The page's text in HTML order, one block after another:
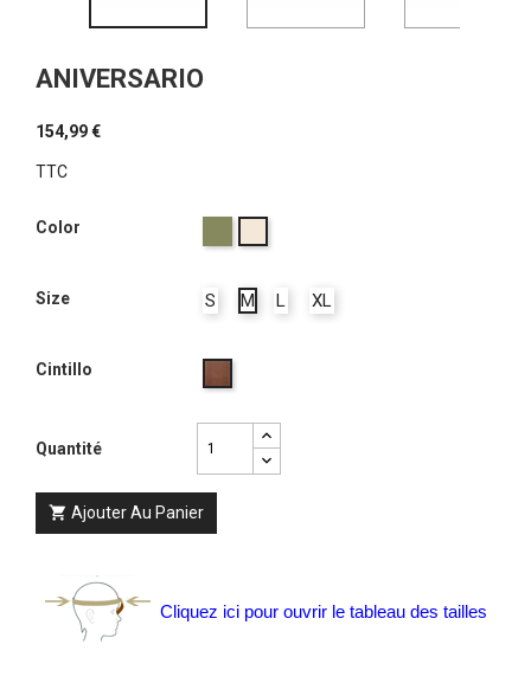
ANIVERSARIO
154,99 €
TTC
Color
Size S M L XL
Cintillo
Habano
Quantité
 Ajouter Au Panier
Cliquez ici pour ouvrir le tableau des tailles